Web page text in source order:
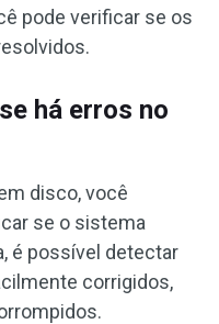
pode verificar se os
há erros no
disco, você
se o sistema
é possível detectar
corrigidos,